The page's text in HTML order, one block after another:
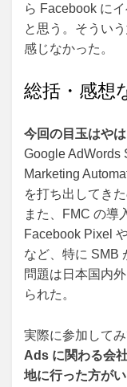
ら Facebook に
と思う。そうい
感じなかった。
総括・感想
今回の目玉はや
Google AdWords
Marketing
を打ち出してき
また、FMC の導
Facebook Pixel
など、特に SMB
問題は日本国内
られた。
実際に参加して
Ads に関わる会
地に行った方が